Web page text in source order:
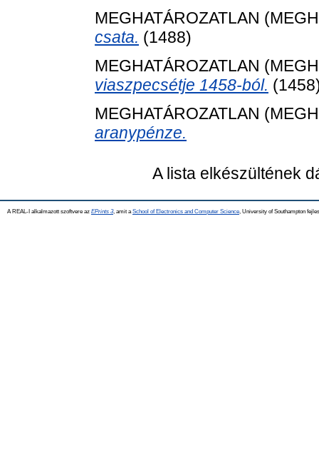
MEGHATÁROZATLAN
csata. (1488)
MEGHATÁROZATLAN
viaszpecsétje 1458-ból.
MEGHATÁROZATLAN
aranypénze.
A lista elkészültének
A REAL-I alkalmazott szoftvere az EPrints 3, amit a School of Electronics and Computer Science , University of Southampton